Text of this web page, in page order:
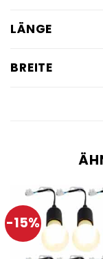
LÄNGE
BREITE
-15%